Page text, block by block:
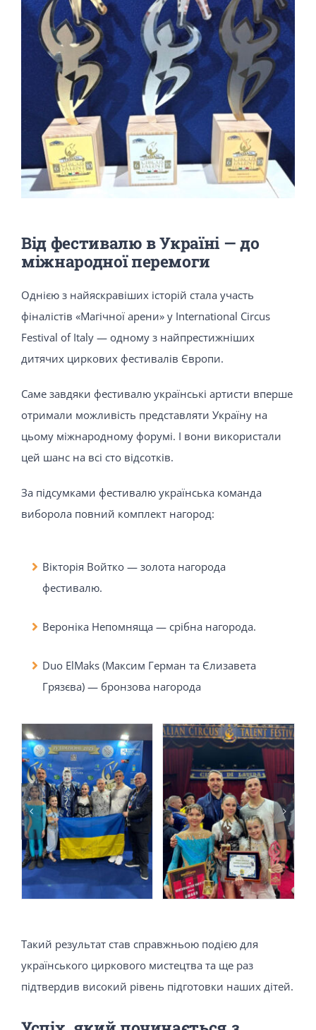
Від фестивалю в Україні — до
міжнародної перемоги
Однією з найяскравіших історій стала участь
фіналістів «Магічної арени» у International Circus
Festival of Italy — одному з найпрестижніших
дитячих циркових фестивалів Європи.
Саме завдяки фестивалю українські артисти вперше
отримали можливість представляти Україну на
цьому міжнародному форумі. І вони використали
цей шанс на всі сто відсотків.
За підсумками фестивалю українська команда
виборола повний комплект нагород:
Вікторія Войтко — золота нагорода
фестивалю.
Вероніка Непомняща — срібна нагорода.
Duo ElMaks (Максим Герман та Єлизавета
Грязєва) — бронзова нагорода
Такий результат став справжньою подією для
українського циркового мистецтва та ще раз
підтвердив високий рівень підготовки наших дітей.